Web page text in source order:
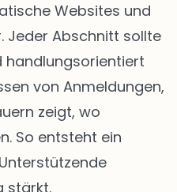
Websites und
Jeder Abschnitt sollte
handlungsorientiert
von Anmeldungen,
zeigt, wo
So entsteht ein
stärkt.